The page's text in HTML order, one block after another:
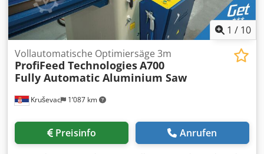
1 / 10
Kruševac 1’087 km
Vollautomatische Optimiersäge 3m
ProfiFeed TechnologiesA700
Fully Automatic Aluminium Saw
Preisinfo Anrufen